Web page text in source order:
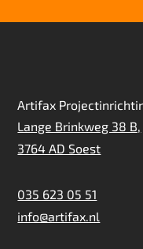
Artifax
Lange Brinkweg 38 B,
3764 AD Soest
035 623 05 51
info@artifax.nl